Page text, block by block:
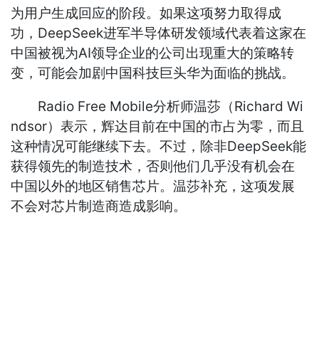
为用户生成回应的阶段。如果这项努力取得成
功，DeepSeek进军半导体研发领域代表着这家在
中国被视为AI领导企业的公司出现重大的策略转
变，可能会加剧中国科技巨头华为面临的挑战。
Radio Free Mobile分析师温莎（Richard Wi
ndsor）表示，辉达目前在中国的市占为零，而且
这种情况可能继续下去。不过，除非DeepSeek能
获得领先的制造技术，否则他们几乎没有机会在
中国以外的地区销售芯片。温莎补充，这项发展
不会对芯片制造商造成影响。